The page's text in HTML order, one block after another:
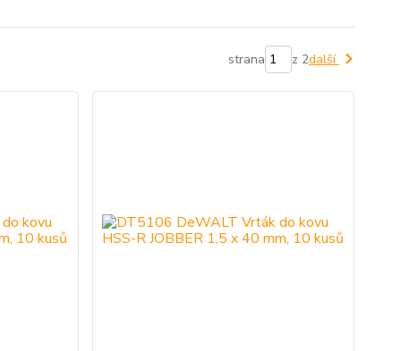
strana z 2další